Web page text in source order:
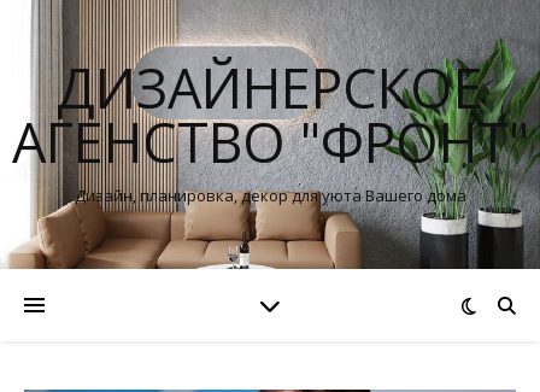
ДИЗАЙНЕРСКОЕ
АГЕНСТВО "ФРОНТ"
Дизайн, планировка, декор для уюта Вашего дома